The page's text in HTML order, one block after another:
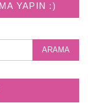
YAPIN :)